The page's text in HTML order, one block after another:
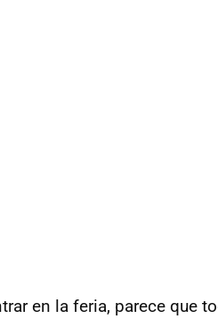
en la feria, parece que